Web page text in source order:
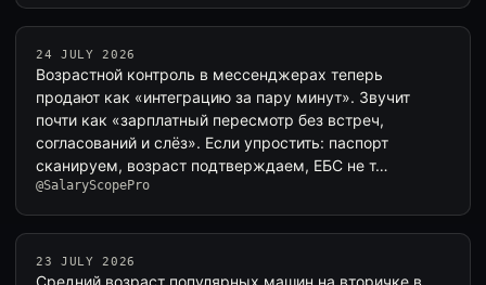
24 JULY 2026
Возрастной контроль в мессенджерах теперь
продают как «интеграцию за пару минут». Звучит
почти как «зарплатный пересмотр без встреч,
согласований и слёз». Если упростить: паспорт
сканируем, возраст подтверждаем, ЕБС не т…
@SalaryScopePro
23 JULY 2026
Средний возраст популярных машин на вторичке в